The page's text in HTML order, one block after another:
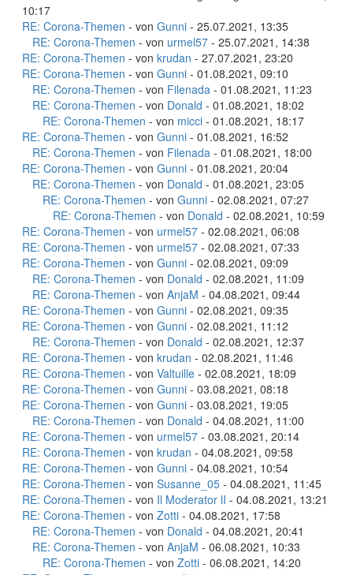
10:17
RE: Corona-Themen - von Gunni - 25.07.2021, 13:35
RE: Corona-Themen - von urmel57 - 25.07.2021, 14:38
RE: Corona-Themen - von krudan - 27.07.2021, 23:20
RE: Corona-Themen - von Gunni - 01.08.2021, 09:10
RE: Corona-Themen - von Filenada - 01.08.2021, 11:23
RE: Corona-Themen - von Donald - 01.08.2021, 18:02
RE: Corona-Themen - von micci - 01.08.2021, 18:17
RE: Corona-Themen - von Gunni - 01.08.2021, 16:52
RE: Corona-Themen - von Filenada - 01.08.2021, 18:00
RE: Corona-Themen - von Gunni - 01.08.2021, 20:04
RE: Corona-Themen - von Donald - 01.08.2021, 23:05
RE: Corona-Themen - von Gunni - 02.08.2021, 07:27
RE: Corona-Themen - von Donald - 02.08.2021, 10:59
RE: Corona-Themen - von urmel57 - 02.08.2021, 06:08
RE: Corona-Themen - von urmel57 - 02.08.2021, 07:33
RE: Corona-Themen - von Gunni - 02.08.2021, 09:09
RE: Corona-Themen - von Donald - 02.08.2021, 11:09
RE: Corona-Themen - von AnjaM - 04.08.2021, 09:44
RE: Corona-Themen - von Gunni - 02.08.2021, 09:35
RE: Corona-Themen - von Gunni - 02.08.2021, 11:12
RE: Corona-Themen - von Donald - 02.08.2021, 12:37
RE: Corona-Themen - von krudan - 02.08.2021, 11:46
RE: Corona-Themen - von Valtuille - 02.08.2021, 18:09
RE: Corona-Themen - von Gunni - 03.08.2021, 08:18
RE: Corona-Themen - von Gunni - 03.08.2021, 19:05
RE: Corona-Themen - von Donald - 04.08.2021, 11:00
RE: Corona-Themen - von urmel57 - 03.08.2021, 20:14
RE: Corona-Themen - von krudan - 04.08.2021, 09:58
RE: Corona-Themen - von Gunni - 04.08.2021, 10:54
RE: Corona-Themen - von Susanne_05 - 04.08.2021, 11:45
RE: Corona-Themen - von Il Moderator lI - 04.08.2021, 13:21
RE: Corona-Themen - von Zotti - 04.08.2021, 17:58
RE: Corona-Themen - von Donald - 04.08.2021, 20:41
RE: Corona-Themen - von AnjaM - 06.08.2021, 10:33
RE: Corona-Themen - von Zotti - 06.08.2021, 14:20